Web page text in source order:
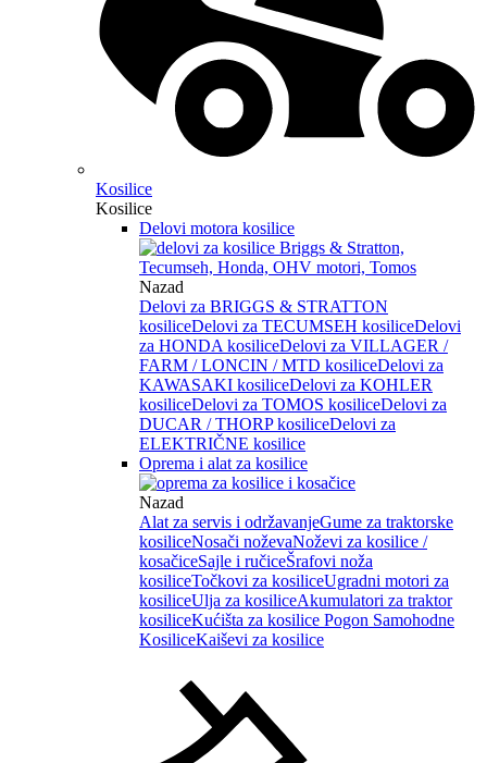
Kosilice
Kosilice
Delovi motora kosilice
Nazad
Delovi za BRIGGS & STRATTON
kosiliceDelovi za TECUMSEH kosiliceDelovi
za HONDA kosiliceDelovi za VILLAGER /
FARM / LONCIN / MTD kosiliceDelovi za
KAWASAKI kosiliceDelovi za KOHLER
kosiliceDelovi za TOMOS kosiliceDelovi za
DUCAR / THORP kosiliceDelovi za
ELEKTRIČNE kosilice
Oprema i alat za kosilice
Nazad
Alat za servis i održavanjeGume za traktorske
kosiliceNosači noževaNoževi za kosilice /
kosačiceSajle i ručiceŠrafovi noža
kosiliceTočkovi za kosiliceUgradni motori za
kosiliceUlja za kosiliceAkumulatori za traktor
kosiliceKućišta za kosilice Pogon Samohodne
KosiliceKaiševi za kosilice